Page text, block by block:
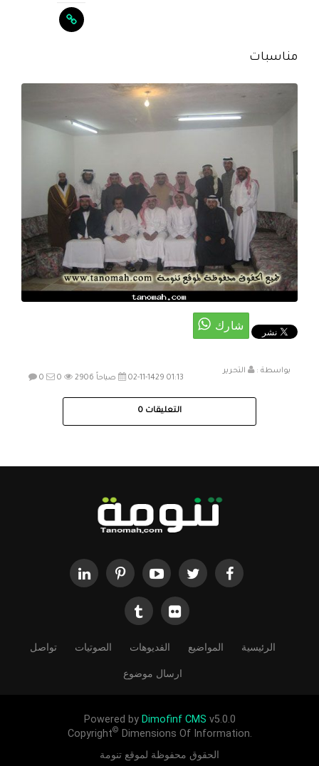
مناسبات
بواسطة :
التحرير
02-11-1429 01:13 صباحاً
0 0 2906
التعليقات 0
الرئيسية المواضيع الفديوهات الصوتيات تواصل
ارسال موضوع
Powered by Dimofinf CMS v5.0.0
Copyright© Dimensions Of Information.
الحقوق محفوظة لموقع تنومة